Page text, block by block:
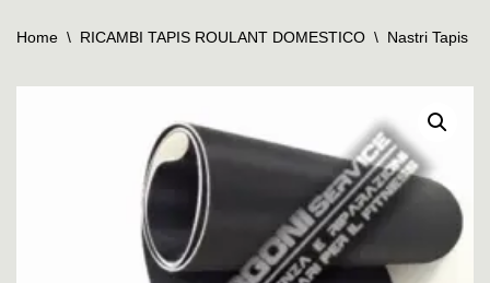
Home \ RICAMBI TAPIS ROULANT DOMESTICO \ Nastri Tapis